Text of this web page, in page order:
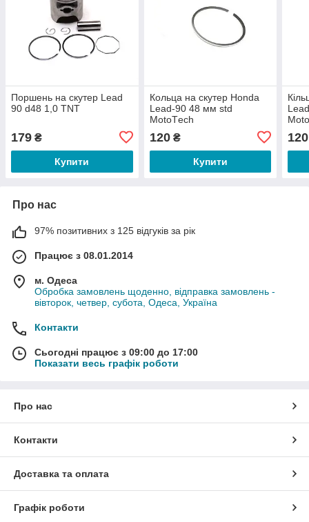
Поршень на скутер Lead
90 d48 1,0 TNT
179 ₴
Купити
Кольца на скутер Honda
Lead-90 48 мм std
МotoТech
120₴
Купити
120
Про нас
97% позитивних з 125 відгуків за рік
Працює з 08.01.2014
м. Одеса
Обробка замовлень щоденно, відправка замовлень -
вівторок, четвер, субота, Одеса, Україна
Контакти
Сьогодні працює з 09:00 до 17:00
Показати весь графік роботи
Про нас
Контакти
Доставка та оплата
Графік роботи